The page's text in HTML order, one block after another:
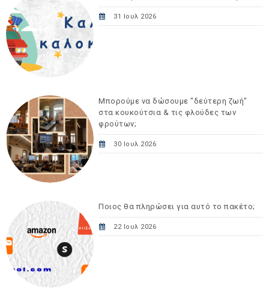
31 Ιουλ 2026
Μπορούμε να δώσουμε "δεύτερη ζωή"
στα κουκούτσια & τις φλούδες των
φρούτων;
30 Ιουλ 2026
Ποιος θα πληρώσει για αυτό το πακέτο;
22 Ιουλ 2026